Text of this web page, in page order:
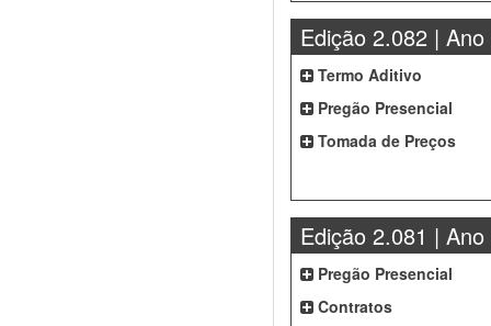
Edição 2.082 | Ano
Termo Aditivo
Pregão Presencial
Tomada de Preços
Edição 2.081 | Ano
Pregão Presencial
Contratos